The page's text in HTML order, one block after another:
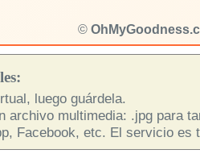
©
luego guárdela.
archivo multimedia: .jpg para
Facebook, etc. El servicio